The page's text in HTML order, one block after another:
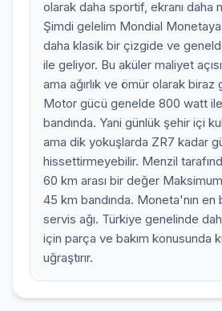
olarak daha sportif, ekranı daha
Şimdi gelelim Mondial
daha klasik bir çizgide ve
ile geliyor. Bu aküler maliyet
ama ağırlık ve ömür olarak biraz
Motor gücü genelde 800 watt
bandında. Yani günlük şehir içi
ama dik yokuşlarda ZR7 kadar
hissettirmeyebilir. Menzil
60 km arası bir değer
45 km bandında. Moneta'nın en
servis ağı. Türkiye genelinde
için parça ve bakım konusunda
uğraştırır.